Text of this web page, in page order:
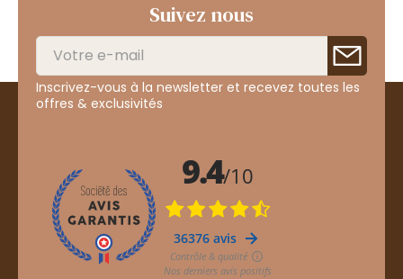
Suivez nous
Inscrivez-vous à la newsletter et recevez toutes les
offres & exclusivités